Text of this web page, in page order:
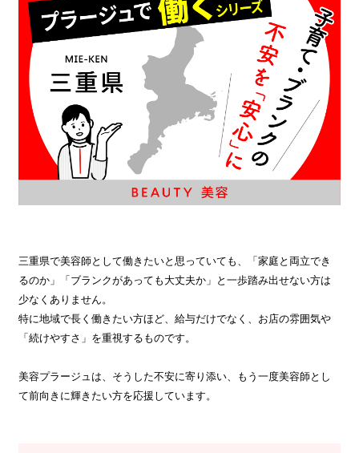
三重県で美容師として働きたいと思っていても、「家庭と両立でき
るのか」「ブランクがあっても大丈夫か」と一歩踏み出せない方は
少なくありません。
特に地域で長く働きたい方ほど、給与だけでなく、お店の雰囲気や
「続けやすさ」を重視するものです。
美容プラージュは、そうした不安に寄り添い、もう一度美容師とし
て前向きに輝きたい方を応援しています。